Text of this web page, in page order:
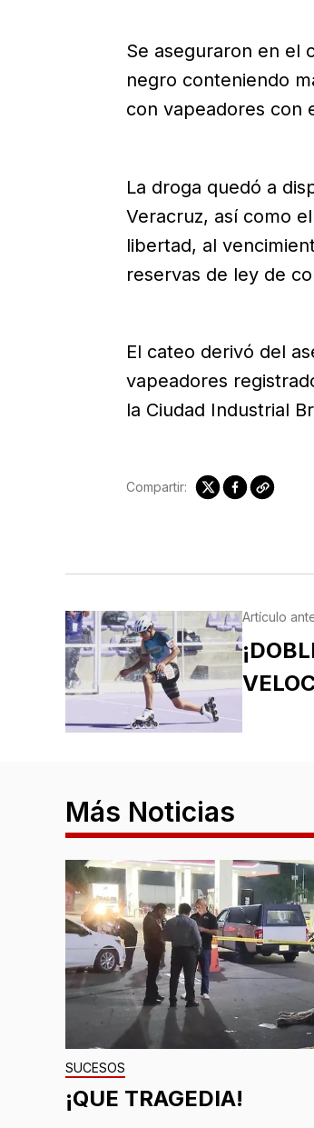
Se aseguraron en el
negro conteniendo
con vapeadores con
La droga quedó a
Veracruz, así como
libertad, al
reservas de ley de
El cateo derivó del
vapeadores
la Ciudad Industrial
Compartir:
Artículo
Más Noticias
SUCESOS
¡QUE TRAGEDIA!